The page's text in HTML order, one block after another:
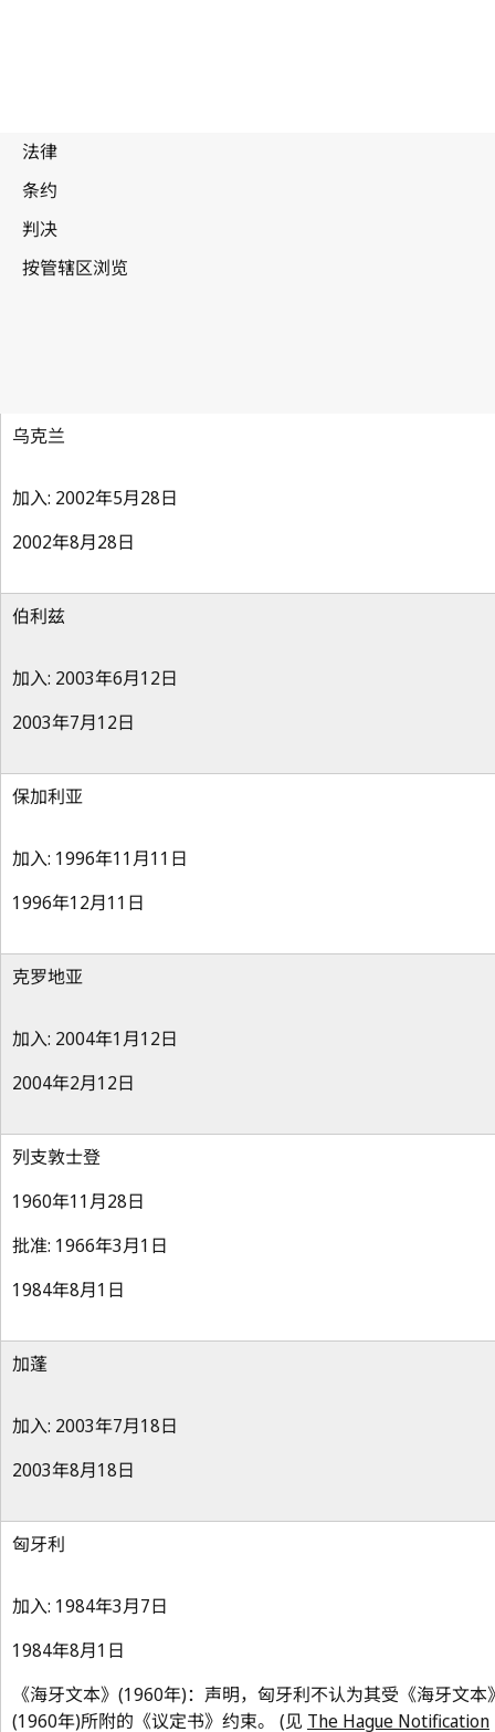
乌克兰
加入: 2002年5月28日
2002年8月28日
伯利兹
加入: 2003年6月12日
2003年7月12日
保加利亚
加入: 1996年11月11日
1996年12月11日
克罗地亚
加入: 2004年1月12日
2004年2月12日
列支敦士登
1960年11月28日
批准: 1966年3月1日
1984年8月1日
加蓬
加入: 2003年7月18日
2003年8月18日
匈牙利
加入: 1984年3月7日
1984年8月1日
《海牙文本》(1960年)：声明，匈牙利不认为其受《海牙文本
(1960年)所附的《议定书》约束。 (见 The Hague Notification